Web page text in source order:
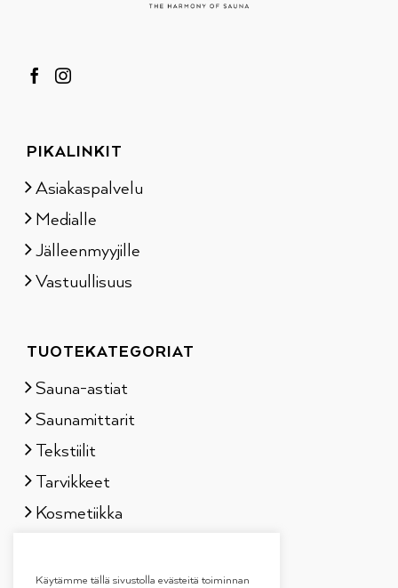
PIKALINKIT
Asiakaspalvelu
Medialle
Jälleenmyyjille
Vastuullisuus
TUOTEKATEGORIAT
Sauna-astiat
Saunamittarit
Tekstiilit
Tarvikkeet
Kosmetiikka
Lahjapakkaukset
Käytämme tällä sivustolla evästeitä toiminnan